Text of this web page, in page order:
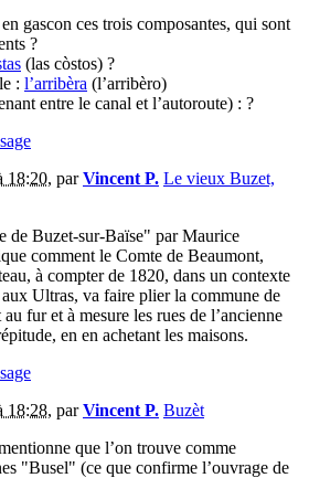
gascon ces trois composantes, qui sont
?
(las còstos) ?
: l’arribèra (l’arribèro)
entre le canal et l’autoroute) : ?
18:20, parVincent P. Le vieux Buzet,
de Buzet-sur-Baïse" par Maurice
comment le Comte de Beaumont,
à compter de 1820, dans un contexte
Ultras, va faire plier la commune de
fur et à mesure les rues de l’ancienne
en en achetant les maisons.
18:28, parVincent P. Buzèt
que l’on trouve comme
"Busel" (ce que confirme l’ouvrage de